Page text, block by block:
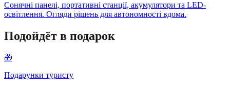
Сонячні панелі, портативні станції, акумулятори та LED-
освітлення. Огляди рішень для автономності вдома.
Подойдёт в подарок
🎁
Подарунки туристу